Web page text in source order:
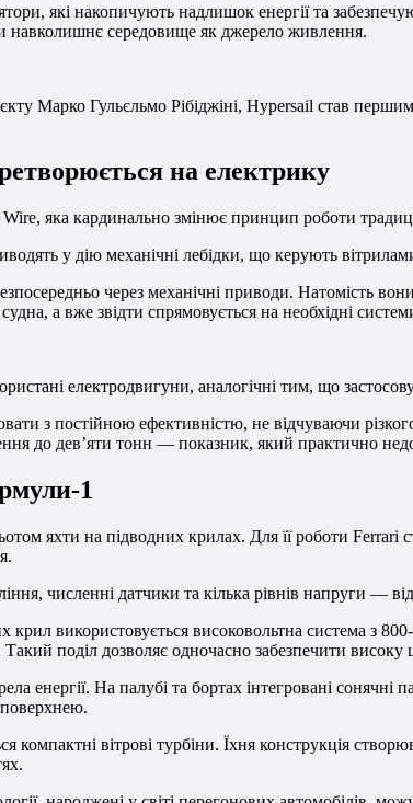
які накопичують надлишок енергії та
навколишнє середовище як джерело живлення.
Марко Гульєльмо Рібіджіні, Hypersail став
на електрику
яка кардинально змінює принцип роботи
у дію механічні лебідки, що керують
через механічні приводи. Натомість
а вже звідти спрямовується на необхідні
електродвигуни, аналогічні тим, що
з постійною ефективністю, не відчуваючи
до дев’яти тонн — показник, який практично
1
яхти на підводних крилах. Для її роботи Ferrari
численні датчики та кілька рівнів напруги —
крил використовується високовольтна система
поділ дозволяє одночасно забезпечити високу
енергії. На палубі та бортах інтегровані
компактні вітрові турбіни. Їхня конструкція